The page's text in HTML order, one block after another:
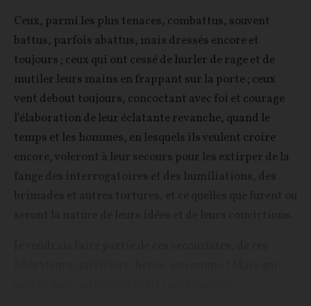
Ceux, parmi les plus tenaces, combattus, souvent
battus, parfois abattus, mais dressés encore et
toujours ; ceux qui ont cessé de hurler de rage et de
mutiler leurs mains en frappant sur la porte ; ceux
vent debout toujours, concoctant avec foi et courage
l’élaboration de leur éclatante revanche, quand le
temps et les hommes, en lesquels ils veulent croire
encore, voleront à leur secours pour les extirper de la
fange des interrogatoires et des humiliations, des